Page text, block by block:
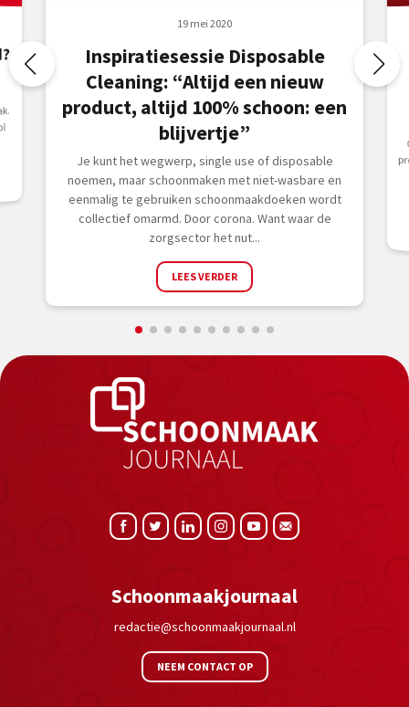
19 mei 2020
Inspiratiesessie Disposable
Cleaning: “Altijd een nieuw
product, altijd 100% schoon: een
blijvertje”
Je kunt het wegwerp, single use of disposable
noemen, maar schoonmaken met niet-wasbare en
eenmalig te gebruiken schoonmaakdoeken wordt
collectief omarmd. Door corona. Want waar de
zorgsector het nut...
LEES VERDER
Schoonmaakjournaal
redactie@schoonmaakjournaal.nl
NEEM CONTACT OP